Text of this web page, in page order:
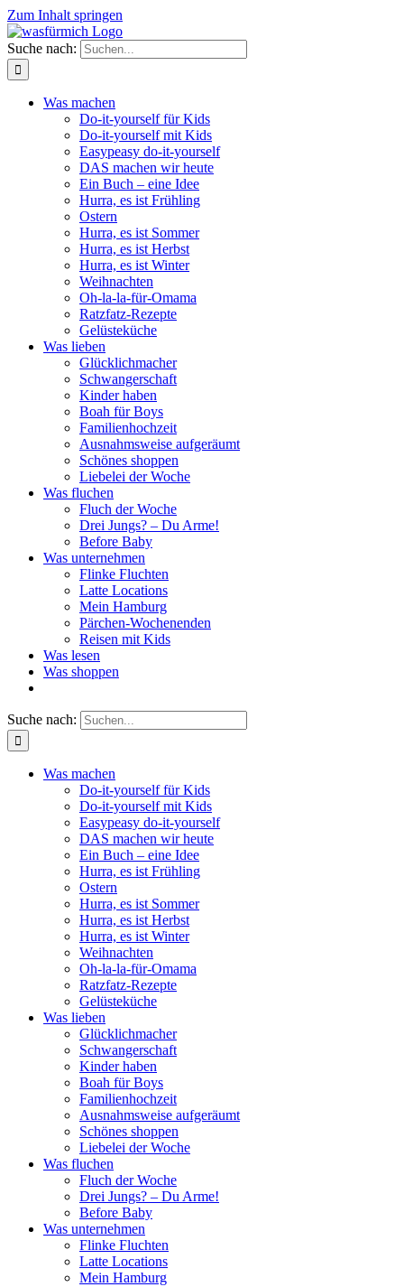
Zum Inhalt springen
Suche nach:
Was machen
Do-it-yourself für Kids
Do-it-yourself mit Kids
Easypeasy do-it-yourself
DAS machen wir heute
Ein Buch – eine Idee
Hurra, es ist Frühling
Ostern
Hurra, es ist Sommer
Hurra, es ist Herbst
Hurra, es ist Winter
Weihnachten
Oh-la-la-für-Omama
Ratzfatz-Rezepte
Gelüsteküche
Was lieben
Glücklichmacher
Schwangerschaft
Kinder haben
Boah für Boys
Familienhochzeit
Ausnahmsweise aufgeräumt
Schönes shoppen
Liebelei der Woche
Was fluchen
Fluch der Woche
Drei Jungs? – Du Arme!
Before Baby
Was unternehmen
Flinke Fluchten
Latte Locations
Mein Hamburg
Pärchen-Wochenenden
Reisen mit Kids
Was lesen
Was shoppen
Suche nach:
Was machen
Do-it-yourself für Kids
Do-it-yourself mit Kids
Easypeasy do-it-yourself
DAS machen wir heute
Ein Buch – eine Idee
Hurra, es ist Frühling
Ostern
Hurra, es ist Sommer
Hurra, es ist Herbst
Hurra, es ist Winter
Weihnachten
Oh-la-la-für-Omama
Ratzfatz-Rezepte
Gelüsteküche
Was lieben
Glücklichmacher
Schwangerschaft
Kinder haben
Boah für Boys
Familienhochzeit
Ausnahmsweise aufgeräumt
Schönes shoppen
Liebelei der Woche
Was fluchen
Fluch der Woche
Drei Jungs? – Du Arme!
Before Baby
Was unternehmen
Flinke Fluchten
Latte Locations
Mein Hamburg